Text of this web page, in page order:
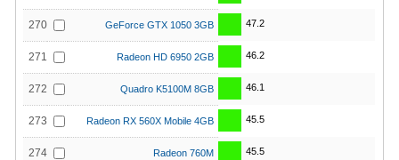
270 GeForce GTX 1050 3GB 47.2
271 Radeon HD 6950 2GB 46.2
272 Quadro K5100M 8GB 46.1
273 Radeon RX 560X Mobile 4GB 45.5
274 Radeon 760M 45.5